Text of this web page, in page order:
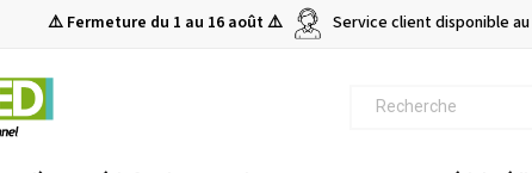
⚠️ Fermeture du 1 au 16 août ⚠️ Service client disponible au